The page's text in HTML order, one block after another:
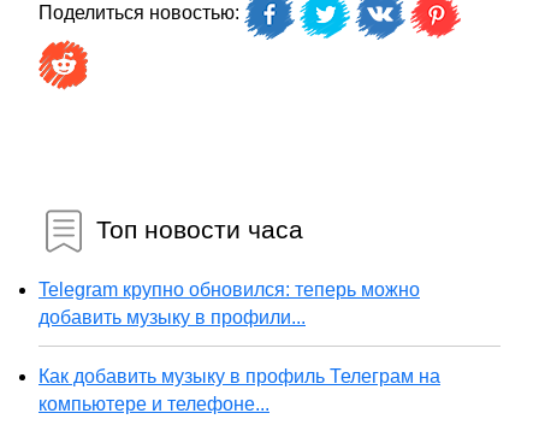
Поделиться новостью:
Топ новости часа
Telegram крупно обновился: теперь можно
добавить музыку в профили...
Как добавить музыку в профиль Телеграм на
компьютере и телефоне...